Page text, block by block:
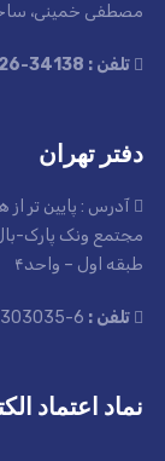
مصطفی خمینی،
تلفن : 34138-026
دفتر تهران
آدرس : پایین تر
مجتمع ونک پارک-
طبقه اول – واحد۴
تلفن : 6-91303035-021
نماد اعتماد